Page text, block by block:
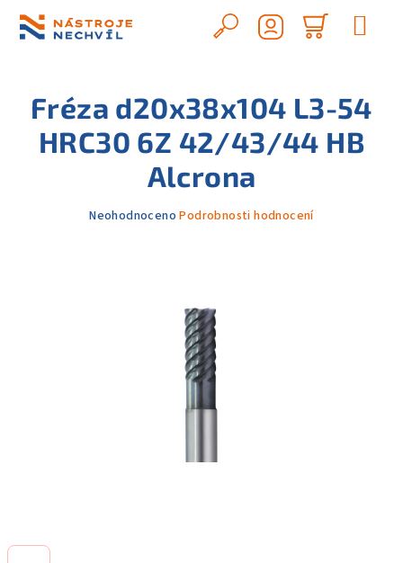
obsah
Hledat
košík
Fréza d20x38x104 L3-54
HRC30 6Z 42/43/44 HB
Alcrona
Průměrné
Neohodnoceno Podrobnosti hodnocení